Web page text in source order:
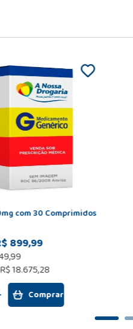
com 30 Comprimidos
899,99
,99
R$ 18.675,28
Comprar